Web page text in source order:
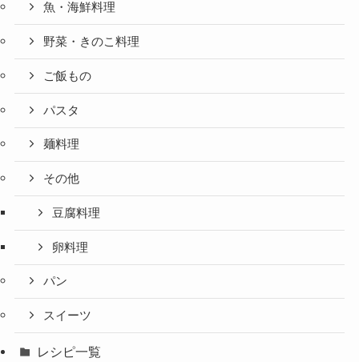
魚・海鮮料理
野菜・きのこ料理
ご飯もの
パスタ
麺料理
その他
豆腐料理
卵料理
パン
スイーツ
レシピ一覧